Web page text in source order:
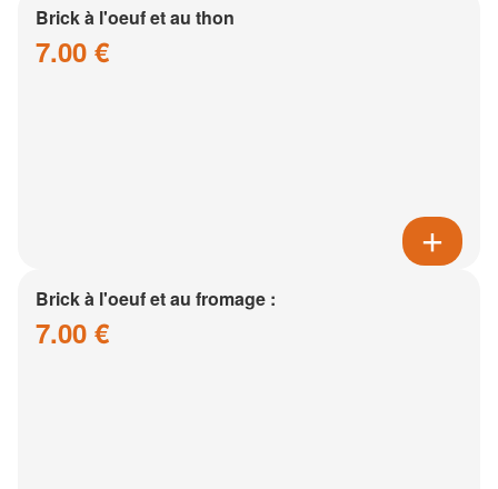
Brick à l'oeuf et au thon
7.00 €
Brick à l'oeuf et au fromage :
7.00 €